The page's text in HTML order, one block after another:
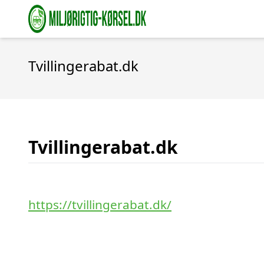
Tvillingerabat.dk
Tvillingerabat.dk
https://tvillingerabat.dk/